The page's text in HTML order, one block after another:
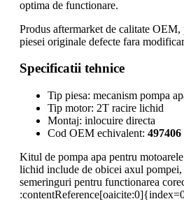
optima de functionare.
Produs aftermarket de calitate
piesei originale defecte fara
Specificatii tehnice
Tip piesa: mecanism pompa
Tip motor: 2T racire lichid
Montaj: inlocuire directa
Cod OEM echivalent: 497406
Kitul de pompa apa pentru
lichid include de obicei axul
semeringuri pentru functionarea